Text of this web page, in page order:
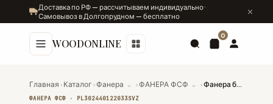
Доставка по РФ — рассчитываем индивидуально ·
Самовывоз в Долгопрудном — бесплатно
WOODONLINE
0
Главная › Каталог ›Фанера ⌄ ›ФАНЕРА ФСФ ⌄ › Фанера березовая ФСФ 30 мм 2440×1220 мм 3/3 (CP/CP) SVZ
ФАНЕРА ФСФ · PL302440122033SVZ